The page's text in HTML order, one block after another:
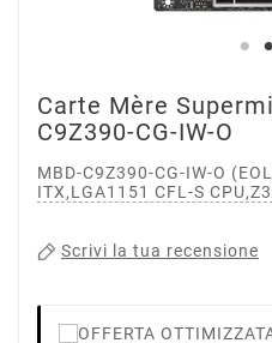
Carte Mère
C9Z390-CG-IW-O
MBD-C9Z390-CG-IW-O
ITX,LGA1151 CFL-S
Scrivi la tua recensione